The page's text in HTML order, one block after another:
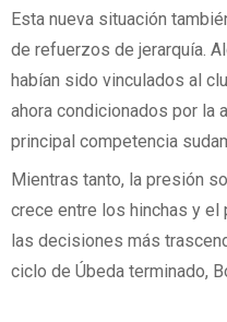
Esta nueva situación
de refuerzos de jerarquía.
habían sido vinculados al
ahora condicionados por la
principal competencia
Mientras tanto, la presión
crece entre los hinchas y el
las decisiones más
ciclo de Úbeda terminado,